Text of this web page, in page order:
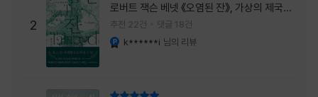
2
로버트 잭슨 베넷 《오염된 잔》, 가상의 제국이
주는 실감과 미스터리 사건의 치밀함이 이루어
내는 최상의 시너지...
추천 22건 댓글 18건
k******i 님의 리뷰